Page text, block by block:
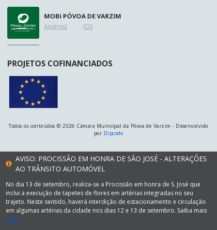
MOBi PÓVOA DE VARZIM
Android IOS
PROJETOS COFINANCIADOS
Todos os conteúdos © 2026 Câmara Municipal da Póvoa de Varzim - Desenvolvido
por Dipcode
AVISO: PROCISSÃO EM HONRA DE SÃO JOSÉ - ALTERAÇÕES
AO TRÂNSITO AUTOMÓVEL
No dia 13 de setembro, realiza-se a Procissão em honra de S. José que
inclui a execução de tapetes de flores em artérias integradas no seu
trajeto. Neste sentido, haverá interdição de estacionamento e circulação
em algumas artérias da cidade nos dias 12 e 13 de setembro. Saiba mais
aqui.